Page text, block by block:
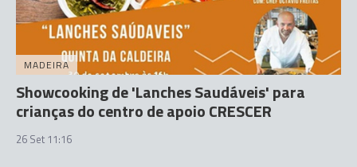
MADEIRA
Showcooking de 'Lanches Saudáveis' para
crianças do centro de apoio CRESCER
26 Set 11:16